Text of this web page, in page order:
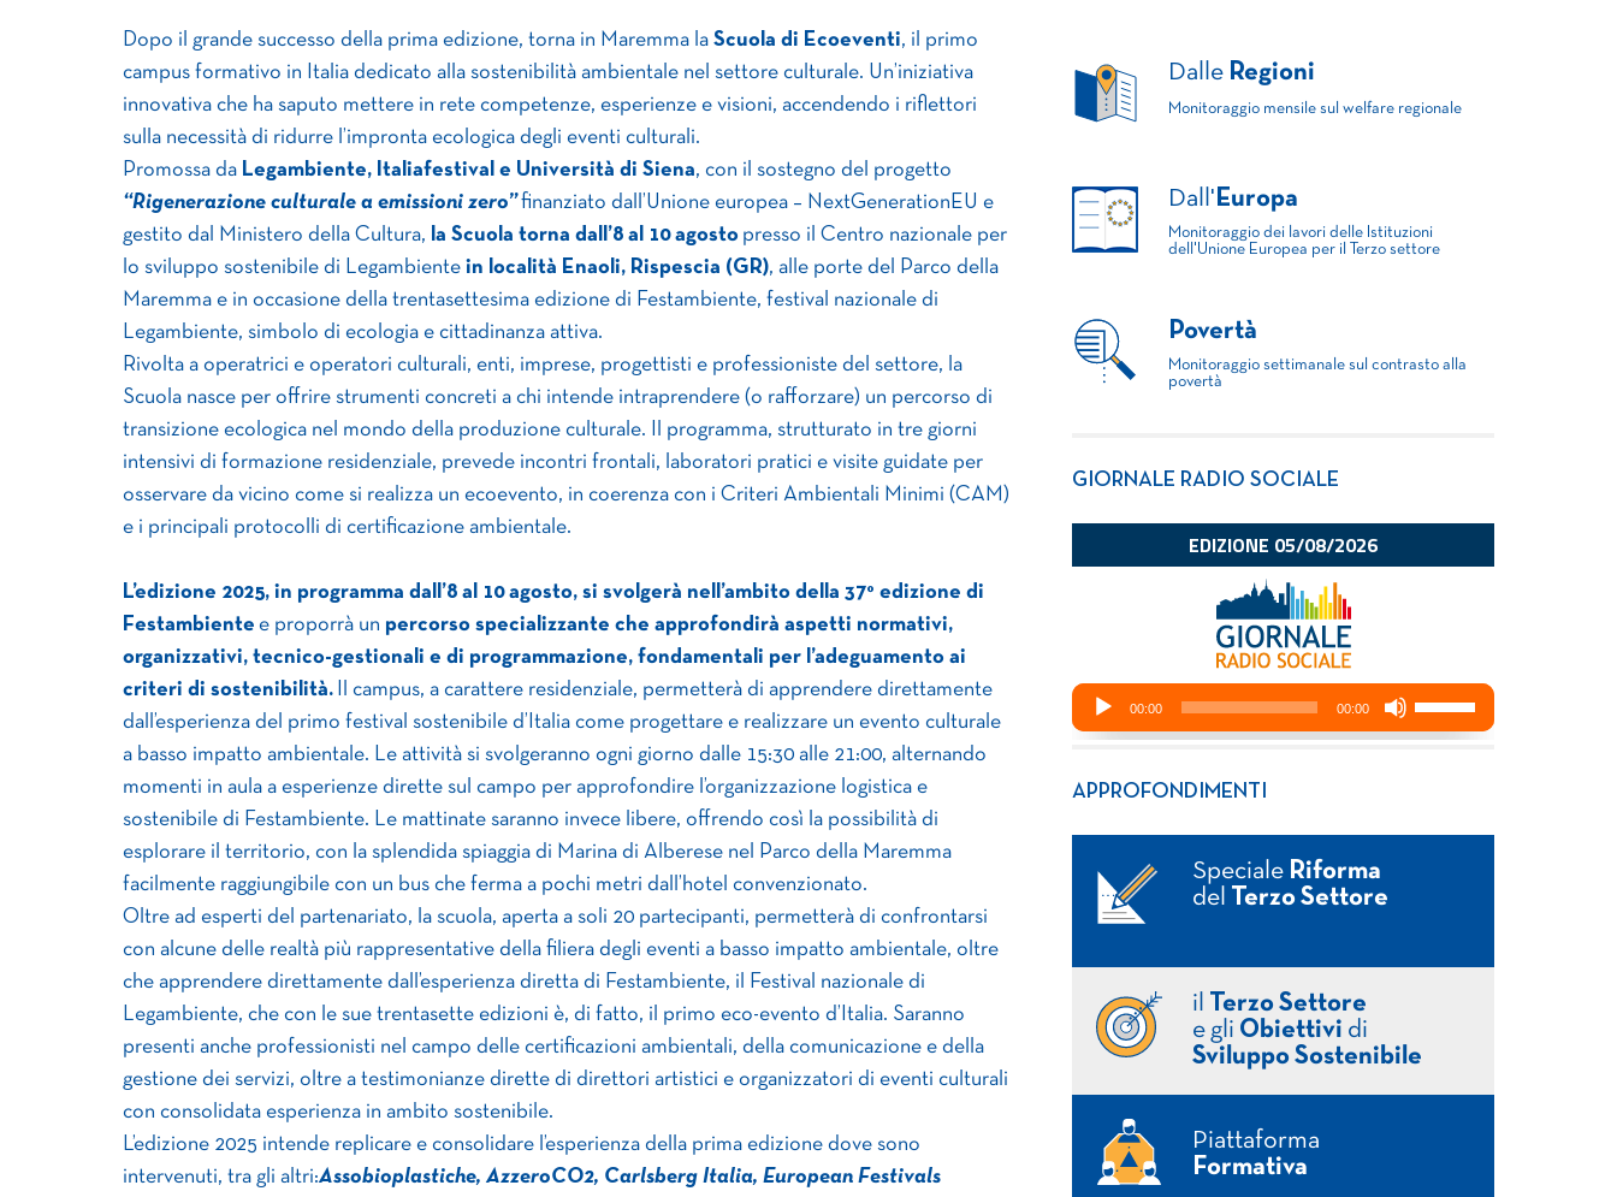
Dopo il grande successo della prima edizione, torna in Maremma la Scuola di Ecoeventi, il primo
campus formativo in Italia dedicato alla sostenibilità ambientale nel settore culturale. Un’iniziativa
innovativa che ha saputo mettere in rete competenze, esperienze e visioni, accendendo i riflettori
sulla necessità di ridurre l’impronta ecologica degli eventi culturali.
Promossa da Legambiente, Italiafestival e Università di Siena, con il sostegno del progetto
“Rigenerazione culturale a emissioni zero”finanziato dall’Unione europea – NextGenerationEU e
gestito dal Ministero della Cultura, la Scuola torna dall’8 al 10 agosto presso il Centro nazionale per
lo sviluppo sostenibile di Legambiente in località Enaoli, Rispescia (GR), alle porte del Parco della
Maremma e in occasione della trentasettesima edizione di Festambiente, festival nazionale di
Legambiente, simbolo di ecologia e cittadinanza attiva.
Rivolta a operatrici e operatori culturali, enti, imprese, progettisti e professioniste del settore, la
Scuola nasce per offrire strumenti concreti a chi intende intraprendere (o rafforzare) un percorso di
transizione ecologica nel mondo della produzione culturale. Il programma, strutturato in tre giorni
intensivi di formazione residenziale, prevede incontri frontali, laboratori pratici e visite guidate per
osservare da vicino come si realizza un ecoevento, in coerenza con i Criteri Ambientali Minimi (CAM)
e i principali protocolli di certificazione ambientale.
L’edizione 2025, in programma dall’8 al 10 agosto, si svolgerà nell’ambito della 37° edizione di
Festambiente e proporrà un percorso specializzante che approfondirà aspetti normativi,
organizzativi, tecnico-gestionali e di programmazione, fondamentali per l’adeguamento ai
criteri di sostenibilità. Il campus, a carattere residenziale, permetterà di apprendere direttamente
dall’esperienza del primo festival sostenibile d’Italia come progettare e realizzare un evento culturale
a basso impatto ambientale. Le attività si svolgeranno ogni giorno dalle 15:30 alle 21:00, alternando
momenti in aula a esperienze dirette sul campo per approfondire l’organizzazione logistica e
sostenibile di Festambiente. Le mattinate saranno invece libere, offrendo così la possibilità di
esplorare il territorio, con la splendida spiaggia di Marina di Alberese nel Parco della Maremma
facilmente raggiungibile con un bus che ferma a pochi metri dall’hotel convenzionato.
Oltre ad esperti del partenariato, la scuola, aperta a soli 20 partecipanti, permetterà di confrontarsi
con alcune delle realtà più rappresentative della filiera degli eventi a basso impatto ambientale, oltre
che apprendere direttamente dall’esperienza diretta di Festambiente, il Festival nazionale di
Legambiente, che con le sue trentasette edizioni è, di fatto, il primo eco-evento d’Italia. Saranno
presenti anche professionisti nel campo delle certificazioni ambientali, della comunicazione e della
gestione dei servizi, oltre a testimonianze dirette di direttori artistici e organizzatori di eventi culturali
con consolidata esperienza in ambito sostenibile.
L’edizione 2025 intende replicare e consolidare l’esperienza della prima edizione dove sono
intervenuti, tra gli altri:Assobioplastiche, AzzeroCO2, Carlsberg Italia, European Festivals
Dalle Regioni
Monitoraggio mensile sul welfare regionale
Dall' Europa
Monitoraggio dei lavori delle Istituzioni
dell'Unione Europea per il Terzo settore
Povertà
Monitoraggio settimanale sul contrasto alla
povertà
GIORNALE RADIO SOCIALE
APPROFONDIMENTI
Speciale Riforma
del
Terzo Settore
il
Terzo Settore
e gli Obiettivi di
Sviluppo Sostenibile
Piattaforma
Formativa